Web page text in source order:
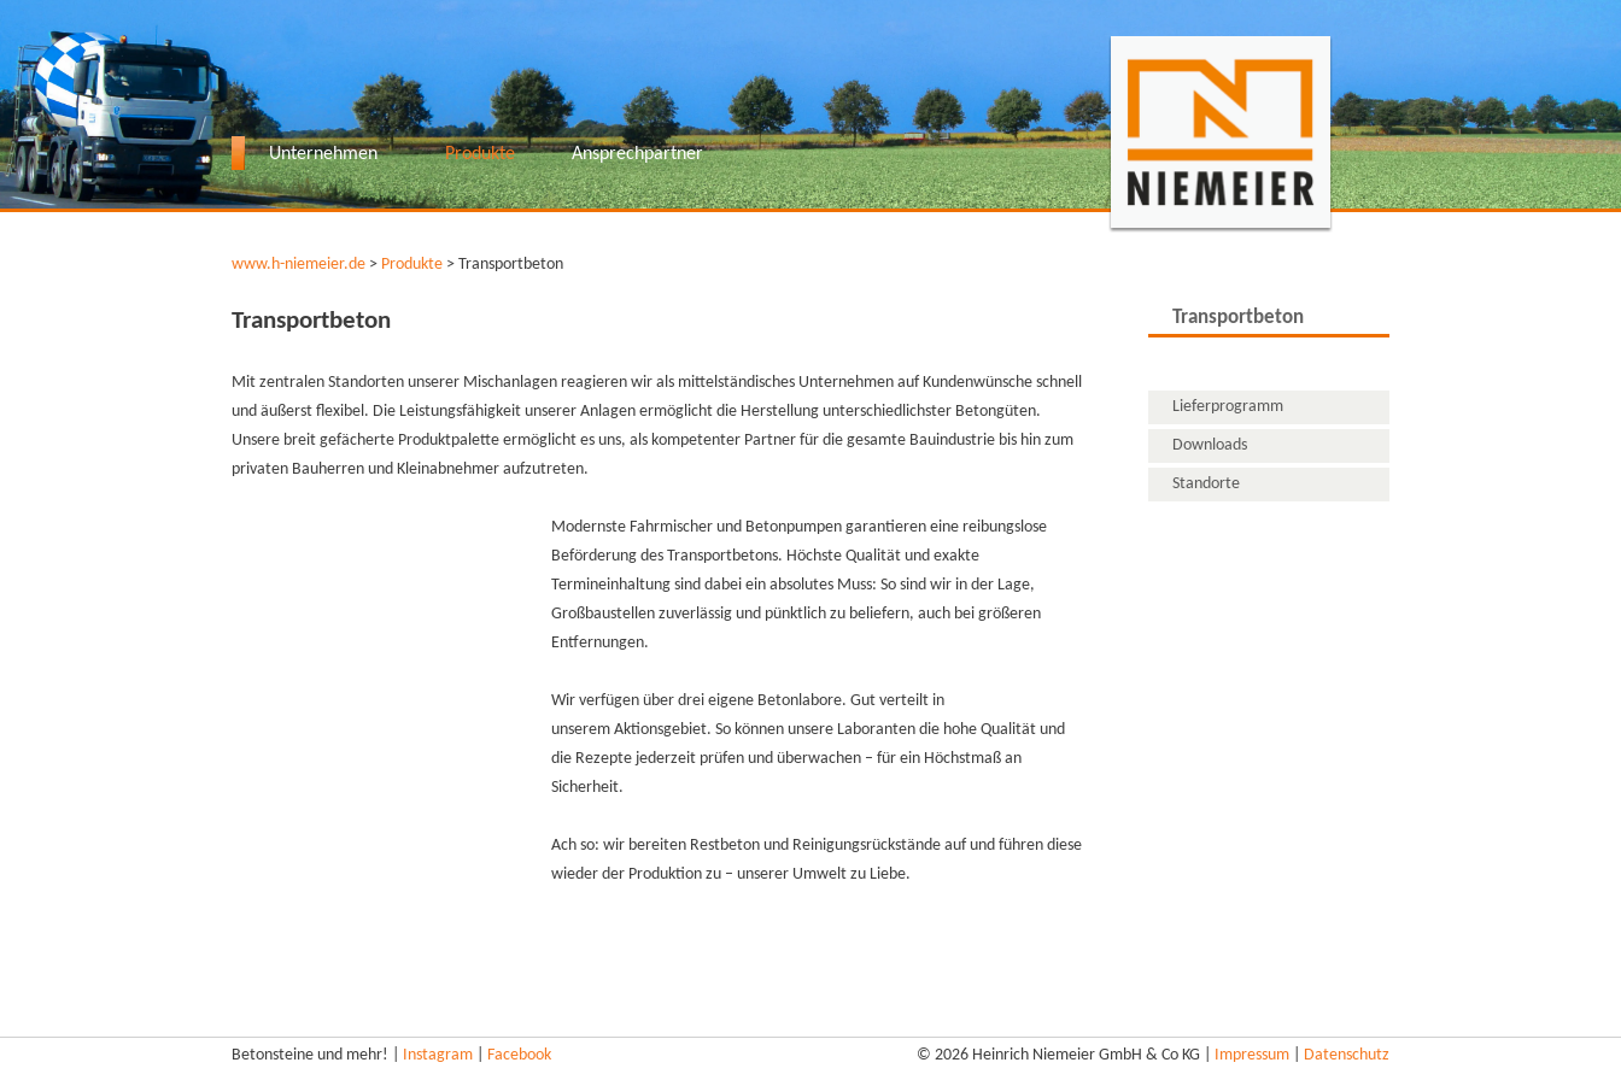
content
Unternehmen Produkte Ansprechpartner
www.h-niemeier.de > Produkte > Transportbeton
Transportbeton
Mit zentralen Standorten unserer Mischanlagen reagieren wir als mittelständisches Unternehmen auf Kundenwünsche schnell
und äußerst flexibel. Die Leistungsfähigkeit unserer Anlagen ermöglicht die Herstellung unterschiedlichster Betongüten.
Unsere breit gefächerte Produktpalette ermöglicht es uns, als kompetenter Partner für die gesamte Bauindustrie bis hin zum
privaten Bauherren und Kleinabnehmer aufzutreten.
Modernste Fahrmischer und Betonpumpen garantieren eine reibungslose
Beförderung des Transportbetons. Höchste Qualität und exakte
Termineinhaltung sind dabei ein absolutes Muss: So sind wir in der Lage,
Großbaustellen zuverlässig und pünktlich zu beliefern, auch bei größeren
Entfernungen.
Wir verfügen über drei eigene Betonlabore. Gut verteilt in
unserem Aktionsgebiet. So können unsere Laboranten die hohe Qualität und
die Rezepte jederzeit prüfen und überwachen – für ein Höchstmaß an
Sicherheit.
Ach so: wir bereiten Restbeton und Reinigungsrückstände auf und führen diese
wieder der Produktion zu – unserer Umwelt zu Liebe.
Transportbeton
Lieferprogramm
Downloads
Standorte
Betonsteine und mehr! | Instagram Facebook © 2026 Heinrich Niemeier GmbH & Co KG | Impressum Datenschutz